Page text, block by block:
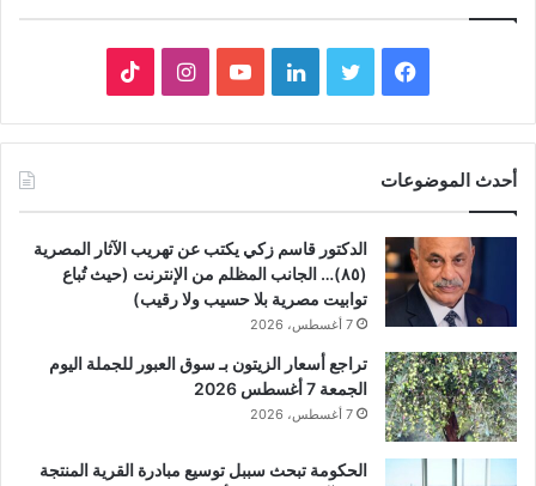
فيسبوك تويتر لينكدإنيوتيوبانستقرام
أحدث الموضوعات
الدكتور قاسم زكي يكتب عن تهريب الآثار المصرية
(٨٥)… الجانب المظلم من الإنترنت (حيث تُباع
توابيت مصرية بلا حسيب ولا رقيب)
7 أغسطس، 2026
تراجع أسعار الزيتون بـ سوق العبور للجملة اليوم
الجمعة 7 أغسطس 2026
7 أغسطس، 2026
الحكومة تبحث سببل توسيع مبادرة القرية المنتجة